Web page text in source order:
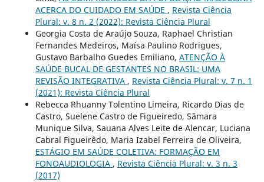
ACERCA DO CUIDADO EM SAÚDE , Revista Ciência
Plural: v. 8 n. 2 (2022): Revista Ciência Plural
Georgia Costa de Araújo Souza, Raphael Christian
Fernandes Medeiros, Maísa Paulino Rodrigues,
Gustavo Barbalho Guedes Emiliano, ATENÇÃO À
SAÚDE BUCAL DE GESTANTES NO BRASIL: UMA
REVISÃO INTEGRATIVA , Revista Ciência Plural: v. 7 n. 1
(2021): Revista Ciência Plural
Rebecca Rhuanny Tolentino Limeira, Ricardo Dias de
Castro, Suelene Castro de Figueiredo, Sâmara
Munique Silva, Sauana Alves Leite de Alencar, Luciana
Cabral Figueirêdo, Maria Izabel Ferreira de Oliveira,
ESTÁGIO EM SAÚDE COLETIVA: FORMAÇÃO EM
FONOAUDIOLOGIA , Revista Ciência Plural: v. 3 n. 3
(2017)